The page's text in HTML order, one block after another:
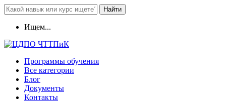
Найти
Ищем...
Программы обучения
Все категории
Блог
Документы
Контакты